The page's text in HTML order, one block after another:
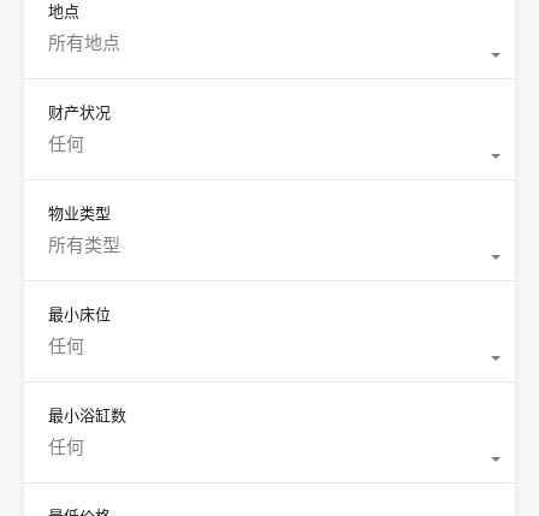
地点
所有地点
财产状况
任何
物业类型
所有类型
最小床位
任何
最小浴缸数
任何